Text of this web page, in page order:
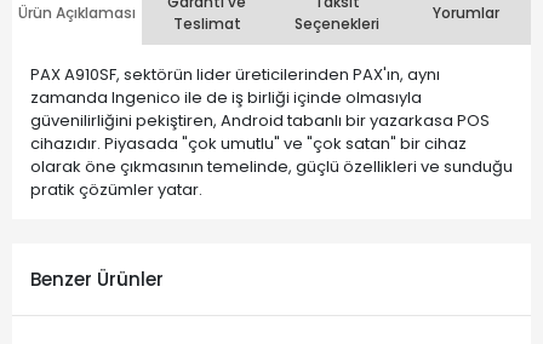
Ürün Açıklaması
Teslimat
Seçenekleri
Yorumlar
PAX A910SF, sektörün lider üreticilerinden PAX'ın, aynı
zamanda Ingenico ile de iş birliği içinde olmasıyla
güvenilirliğini pekiştiren, Android tabanlı bir yazarkasa POS
cihazıdır. Piyasada "çok umutlu" ve "çok satan" bir cihaz
olarak öne çıkmasının temelinde, güçlü özellikleri ve sunduğu
pratik çözümler yatar.
Benzer Ürünler